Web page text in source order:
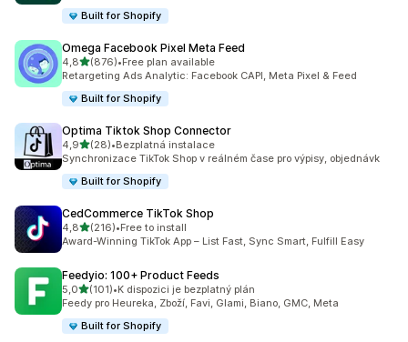
Built for Shopify
Omega Facebook Pixel Meta Feed
4,8z 5 hvězd
(876)
Celkový počet recenzí: 876
•Free plan available
Retargeting Ads Analytic: Facebook CAPI, Meta Pixel & Feed
Built for Shopify
Optima Tiktok Shop Connector
4,9z 5 hvězd
(28)
Celkový počet recenzí: 28
•Bezplatná instalace
Synchronizace TikTok Shop v reálném čase pro výpisy, objednávk
Built for Shopify
CedCommerce TikTok Shop
4,8z 5 hvězd
(216)
Celkový počet recenzí: 216
•Free to install
Award-Winning TikTok App – List Fast, Sync Smart, Fulfill Easy
Feedyio: 100+ Product Feeds
5,0z 5 hvězd
(101)
Celkový počet recenzí: 101
•K dispozici je bezplatný plán
Feedy pro Heureka, Zboží, Favi, Glami, Biano, GMC, Meta
Built for Shopify